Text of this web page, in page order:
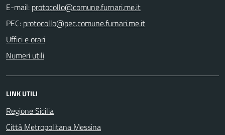
E-mail:
PEC:
Uffici e orari
Numeri utili
LINK UTILI
Regione Sicilia
Città Metropolitana Messina